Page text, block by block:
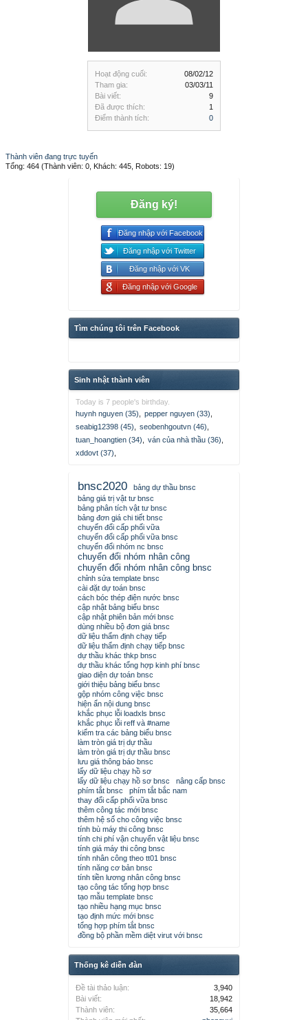
Hoạt động cuối:
08/02/12
Tham gia:
03/03/11
Bài viết:
9
Đã được thích:
1
Điểm thành tích:
0
Thành viên đang trực tuyến
Tổng: 464 (Thành viên: 0, Khách: 445, Robots: 19)
Đăng ký!
Đăng nhập với Facebook
Đăng nhập với Twitter
Đăng nhập với VK
Đăng nhập với Google
Tìm chúng tôi trên Facebook
Sinh nhật thành viên
Today is 7 people's birthday.
huynh nguyen (35)
pepper nguyen (33)
seabig12398 (45)
seobenhgoutvn (46)
tuan_hoangtien (34)
ván của nhà thầu (36)
xddovt (37)
bnsc2020
bảng dự thầu bnsc
bảng giá trị vật tư bnsc
bảng phân tích vật tư bnsc
bảng đơn giá chi tiết bnsc
chuyển đổi cấp phối vữa
chuyển đổi cấp phối vữa bnsc
chuyển đổi nhóm nc bnsc
chuyển đổi nhóm nhân công
chuyển đổi nhóm nhân công bnsc
chỉnh sửa template bnsc
cài đặt dự toán bnsc
cách bóc thép điện nước bnsc
cập nhật bảng biểu bnsc
cập nhật phiên bản mới bnsc
dùng nhiều bộ đơn giá bnsc
dữ liệu thẩm định chạy tiếp
dữ liệu thẩm định chạy tiếp bnsc
dự thầu khác thkp bnsc
dự thầu khác tổng hợp kinh phí bnsc
giao diện dự toán bnsc
giới thiệu bảng biểu bnsc
gộp nhóm công việc bnsc
hiện ẩn nội dung bnsc
khắc phục lỗi loadxls bnsc
khắc phục lỗi reff và #name
kiểm tra các bảng biểu bnsc
làm tròn giá trị dự thầu
làm tròn giá trị dự thầu bnsc
lưu giá thông báo bnsc
lấy dữ liệu chạy hồ sơ
lấy dữ liệu chạy hồ sơ bnsc
nâng cấp bnsc
phím tắt bnsc
phím tắt bắc nam
thay đổi cấp phối vữa bnsc
thêm công tác mới bnsc
thêm hệ số cho công việc bnsc
tính bù máy thi công bnsc
tính chi phí vận chuyển vật liệu bnsc
tính giá máy thi công bnsc
tính nhân công theo tt01 bnsc
tính năng cơ bản bnsc
tính tiền lương nhân công bnsc
tạo công tác tổng hợp bnsc
tạo mẫu template bnsc
tạo nhiều hạng mục bnsc
tạo định mức mới bnsc
tổng hợp phím tắt bnsc
đồng bộ phần mềm diệt virut với bnsc
Thống kê diễn đàn
Đề tài thảo luận:
3,940
Bài viết:
18,942
Thành viên:
35,664